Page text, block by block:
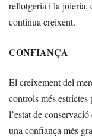
rellotgeria i la joieria,
continua creixent.
CONFIANÇA
El creixement del
controls més
l’estat de
una confiança més